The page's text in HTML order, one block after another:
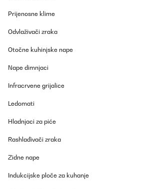
Prijenosne klime
Odvlaživači zraka
Otočne kuhinjske nape
Nape dimnjaci
Infracrvene grijalice
Ledomati
Hladnjaci za piće
Rashlađivači zraka
Zidne nape
Indukcijske ploče za kuhanje